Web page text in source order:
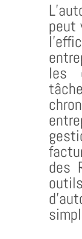
peut
les
des